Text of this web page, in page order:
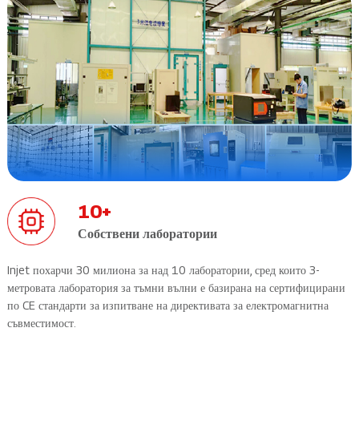
10+
Собствени лаборатории
Injet похарчи 30 милиона за над 10 лаборатории, сред които 3-
метровата лаборатория за тъмни вълни е базирана на сертифицирани
по CE стандарти за изпитване на директивата за електромагнитна
съвместимост.